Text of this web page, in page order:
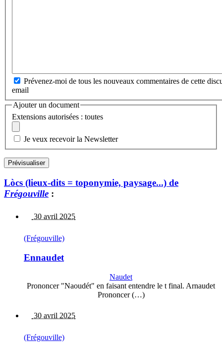
Prévenez-moi de tous les nouveaux commentaires de cette
email
Ajouter un document
Extensions autorisées : toutes
Je veux recevoir la Newsletter
Lòcs (lieux-dits = toponymie, paysage...) de
Frégouville :
30 avril 2025
(Frégouville)
Ennaudet
Naudet
Prononcer "Naoudét" en faisant entendre le t final. Arnaudet
Prononcer (…)
30 avril 2025
(Frégouville)